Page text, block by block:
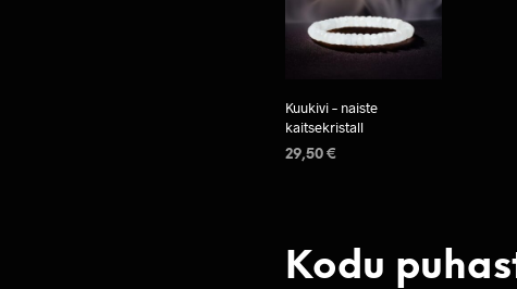
Kuukivi – naiste
kaitsekristall
29,50 €
Kodu